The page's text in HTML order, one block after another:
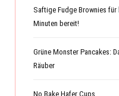
Saftige Fudge Brownies für
Minuten bereit!
Grüne Monster Pancakes:
Räuber
No Bake Hafer Cups